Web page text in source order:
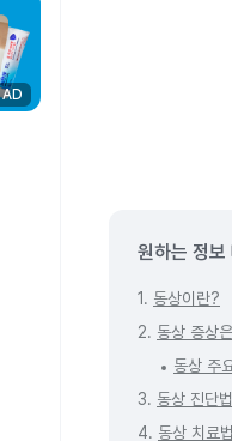
AD
원하는 정보
1. 동상이란?
2. 동상 증상
동상 주
3. 동상 진단
4. 동상 치료